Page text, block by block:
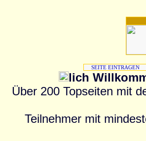
SEITE EINTRAGEN
lich
Über 200 Topseiten mit
Teilnehmer mit